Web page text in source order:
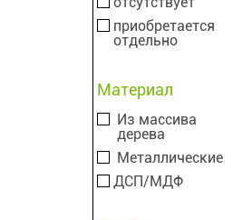
приобретается
отдельно
Материал
Из массива
дерева
Металлические
ДСП/МДФ